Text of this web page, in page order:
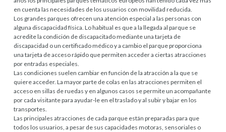
en cuenta las necesidades de los usuarios con movilidad reducida.
Los grandes parques ofrecen una atención especial a las personas con
alguna discapacidad física. Lo habitual es que a la llegada al parque se
acredite la condición de discapacitado mediante una tarjeta de
discapacidad o un certificado médico y a cambio el parque proporciona
una tarjeta de acceso rápido que permiten acceder a ciertas atracciones
por entradas especiales.
Las condiciones suelen cambiar en función de la atracción a la que se
quiere acceder. La mayor parte de colas en las atracciones permiten el
acceso en sillas de ruedas y en algunos casos se permite un acompañante
por cada visitante para ayudar-le en el traslado y al subir y bajar en los
transportes.
Las principales atracciones de cada parque están preparadas para que
todos los usuarios, a pesar de sus capacidades motoras, sensoriales o